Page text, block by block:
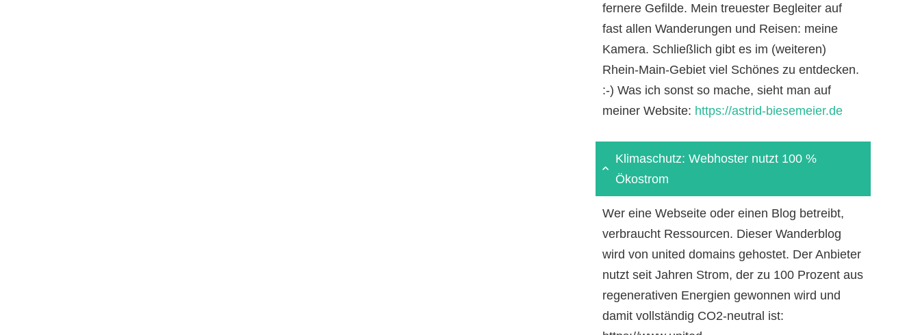
fernere Gefilde. Mein treuester Begleiter auf
fast allen Wanderungen und Reisen: meine
Kamera. Schließlich gibt es im (weiteren)
Rhein-Main-Gebiet viel Schönes zu entdecken.
:-) Was ich sonst so mache, sieht man auf
meiner Website: https://astrid-biesemeier.de
Klimaschutz: Webhoster nutzt 100 %
Ökostrom
Wer eine Webseite oder einen Blog betreibt,
verbraucht Ressourcen. Dieser Wanderblog
wird von united domains gehostet. Der Anbieter
nutzt seit Jahren Strom, der zu 100 Prozent aus
regenerativen Energien gewonnen wird und
damit vollständig CO2-neutral ist: